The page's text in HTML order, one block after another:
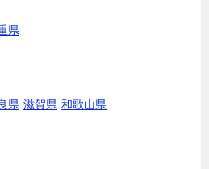
県
県 滋賀県 和歌山県